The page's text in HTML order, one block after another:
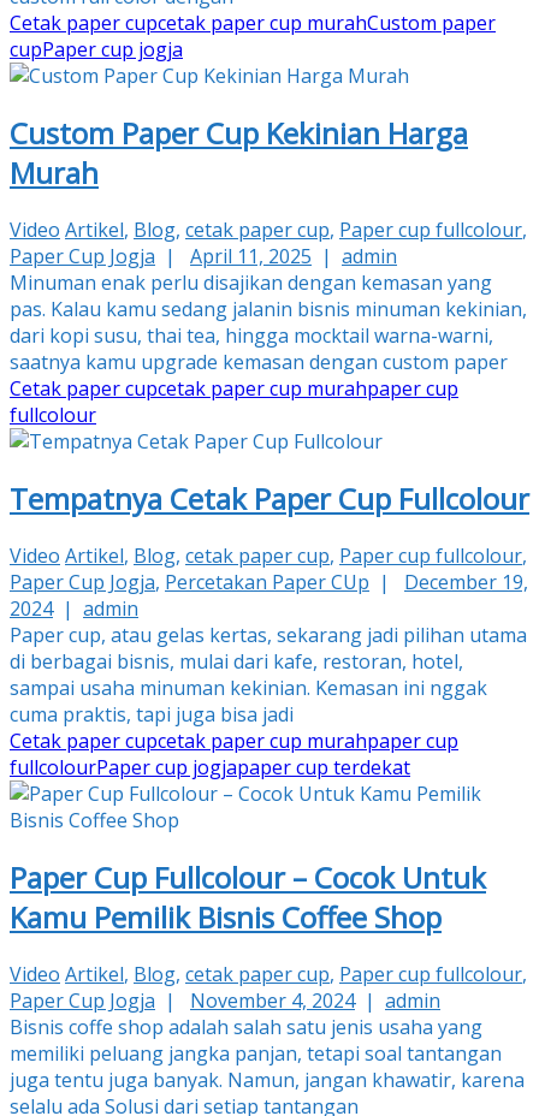
Cetak paper cupcetak paper cup murahCustom paper
cupPaper cup jogja
Custom Paper Cup Kekinian Harga
Murah
Video Artikel, Blog, cetak paper cup, Paper cup fullcolour,
Paper Cup Jogja | April 11, 2025 | admin
Minuman enak perlu disajikan dengan kemasan yang
pas. Kalau kamu sedang jalanin bisnis minuman kekinian,
dari kopi susu, thai tea, hingga mocktail warna-warni,
saatnya kamu upgrade kemasan dengan custom paper
Cetak paper cupcetak paper cup murahpaper cup
fullcolour
Tempatnya Cetak Paper Cup Fullcolour
Video Artikel, Blog, cetak paper cup, Paper cup fullcolour,
Paper Cup Jogja, Percetakan Paper CUp | December 19,
2024| admin
Paper cup, atau gelas kertas, sekarang jadi pilihan utama
di berbagai bisnis, mulai dari kafe, restoran, hotel,
sampai usaha minuman kekinian. Kemasan ini nggak
cuma praktis, tapi juga bisa jadi
Cetak paper cupcetak paper cup murahpaper cup
fullcolourPaper cup jogjapaper cup terdekat
Paper Cup Fullcolour – Cocok Untuk
Kamu Pemilik Bisnis Coffee Shop
Video Artikel, Blog, cetak paper cup, Paper cup fullcolour,
Paper Cup Jogja | November 4, 2024| admin
Bisnis coffe shop adalah salah satu jenis usaha yang
memiliki peluang jangka panjan, tetapi soal tantangan
juga tentu juga banyak. Namun, jangan khawatir, karena
selalu ada Solusi dari setiap tantangan